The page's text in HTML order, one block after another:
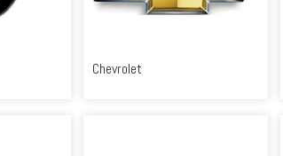
Chevrolet